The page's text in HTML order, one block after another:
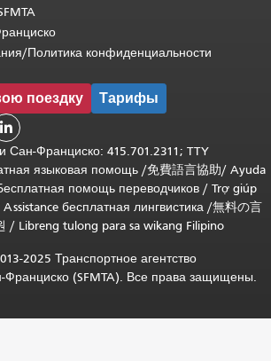
Политика конфиденциальности
поездку Тарифы

Сан-Франциско: 415.701.2311; TTY
языковая помощь /免費語言協助/ Ayuda
помощь переводчиков / Trợ giúp
Assistance бесплатная лингвистика /無料の言
/ Libreng tulong para sa wikang Filipino
2025 Транспортное агентство
Франциско (SFMTA). Все права защищены.